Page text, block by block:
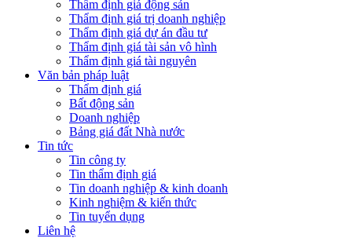
Thẩm định giá động sản
Thẩm định giá trị doanh nghiệp
Thẩm định giá dự án đầu tư
Thẩm định giá tài sản vô hình
Thẩm định giá tài nguyên
Văn bản pháp luật
Thẩm định giá
Bất động sản
Doanh nghiệp
Bảng giá đất Nhà nước
Tin tức
Tin công ty
Tin thẩm định giá
Tin doanh nghiệp & kinh doanh
Kinh nghiệm & kiến thức
Tin tuyển dụng
Liên hệ